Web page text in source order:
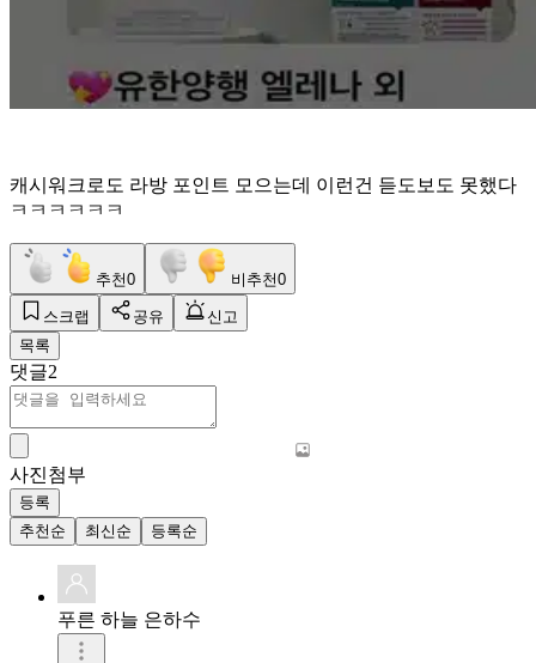
캐시워크로도 라방 포인트 모으는데 이런건 듣도보도 못했다
ㅋㅋㅋㅋㅋㅋ
추천0 비추천0
스크랩 공유
신고
목록
댓글2
사진첨부
등록
추천순
최신순 등록순
푸른 하늘 은하수